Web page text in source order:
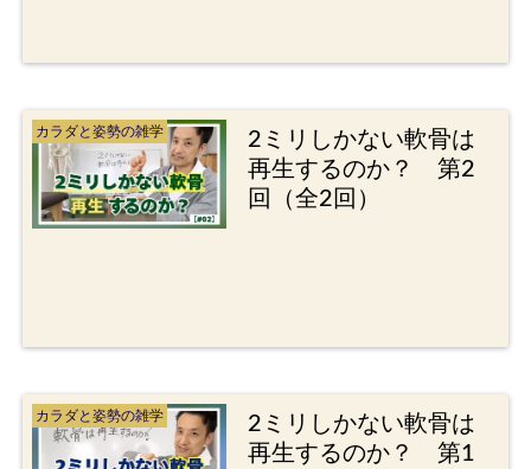
カラダと姿勢の雑学
2ミリしかない軟骨は
再生するのか？ 第2
回（全2回）
カラダと姿勢の雑学
2ミリしかない軟骨は
再生するのか？ 第1